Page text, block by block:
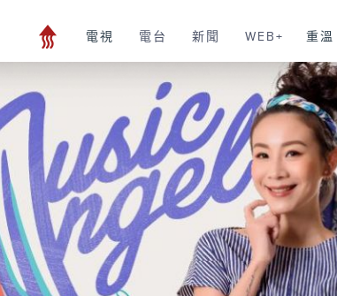
電視 電台 新聞 WEB+ 重溫